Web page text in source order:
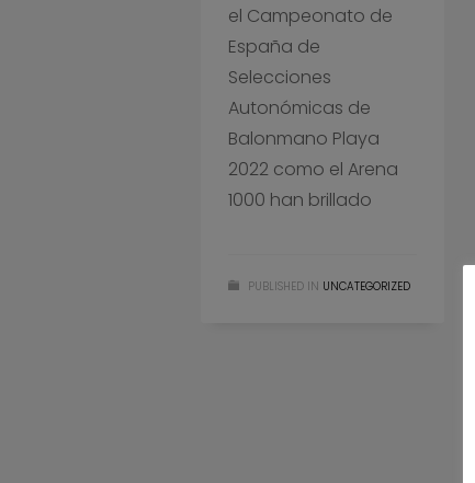
el Campeonato de
España de
Selecciones
Autonómicas de
Balonmano Playa
2022 como el Arena
1000 han brillado
PUBLISHED IN UNCATEGORIZED